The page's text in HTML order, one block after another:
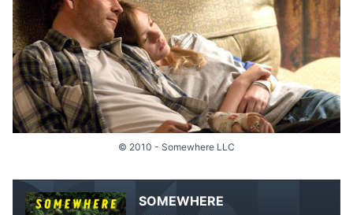
© 2010 - Somewhere LLC
SOMEWHERE